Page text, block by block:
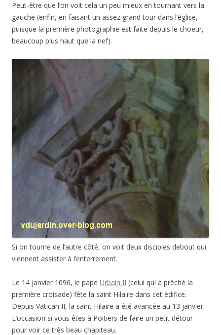
Peut-être que l’on voit cela un peu mieux en tournant vers la
gauche (enfin, en faisant un assez grand tour dans l’église,
puisque la première photographie est faite depuis le choeur,
beaucoup plus haut que la nef).
Si on tourne de l’autre côté, on voit deux disciples debout qui
viennent assister à l’enterrement.
Le 14 janvier 1096, le pape Urbain II (celui qui a prêché la
première croisade) fête la saint Hilaire dans cet édifice.
Depuis Vatican II, la saint Hilaire a été avancée au 13 janvier.
L’occasion si vous êtes à Poitiers de faire un petit détour
pour voir ce très beau chapiteau.